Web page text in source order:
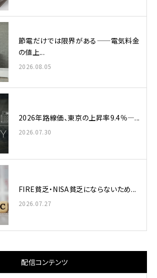
節電だけでは限界がある——電気料金
の値上...
2026.08.05
2026年路線価、東京の上昇率9.4％—...
2026.07.30
FIRE貧乏・NISA貧乏にならないため...
2026.07.27
配信コンテンツ